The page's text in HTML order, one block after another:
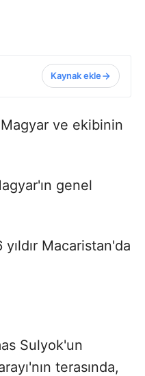
Kaynak ekle
ve ekibinin
genel
Macaristan'da
Sulyok'un
terasında,